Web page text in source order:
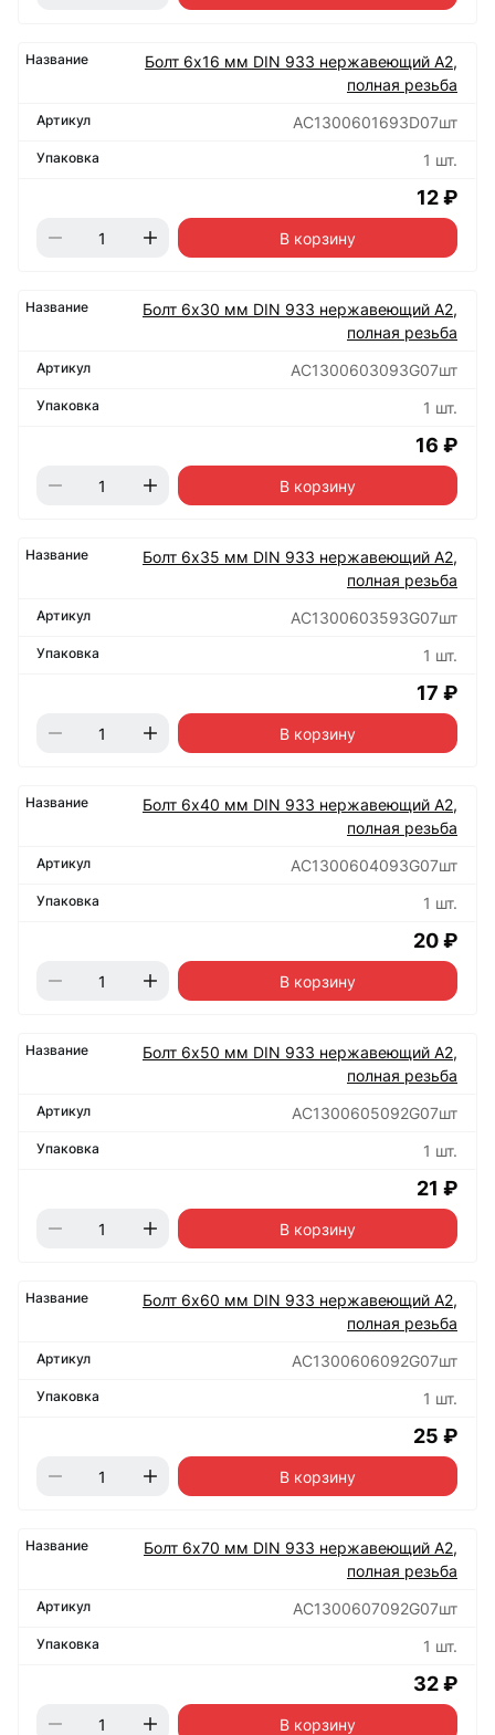
Болт 6х16 мм DIN 933 нержавеющий А2,
полная резьба
АС1300601693D07шт
1 шт.
12 ₽
В корзину
Болт 6х30 мм DIN 933 нержавеющий А2,
полная резьба
АС1300603093G07шт
1 шт.
16 ₽
В корзину
Болт 6х35 мм DIN 933 нержавеющий А2,
полная резьба
АС1300603593G07шт
1 шт.
17 ₽
В корзину
Болт 6х40 мм DIN 933 нержавеющий А2,
полная резьба
АС1300604093G07шт
1 шт.
20 ₽
В корзину
Болт 6х50 мм DIN 933 нержавеющий А2,
полная резьба
АС1300605092G07шт
1 шт.
21 ₽
В корзину
Болт 6х60 мм DIN 933 нержавеющий А2,
полная резьба
АС1300606092G07шт
1 шт.
25 ₽
В корзину
Болт 6х70 мм DIN 933 нержавеющий А2,
полная резьба
АС1300607092G07шт
1 шт.
32 ₽
В корзину